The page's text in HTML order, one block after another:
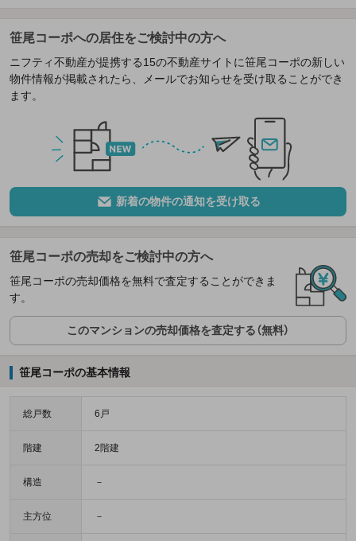
笹尾コーポへの居住をご検討中の方へ
ニフティ不動産が提携する15の不動産サイトに笹尾コーポの新しい
物件情報が掲載されたら、メールでお知らせを受け取ることができ
ます。
新着の物件の通知を受け取る
笹尾コーポの売却をご検討中の方へ
笹尾コーポの売却価格を無料で査定することができま
す。
このマンションの売却価格を査定する（無料）
笹尾コーポの基本情報
総戸数 6戸
階建 2階建
構造 －
主方位 －